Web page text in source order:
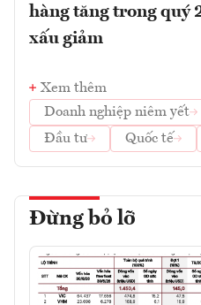
hàng tăng trong quý
xấu giảm
Xem thêm
Doanh nghiệp niêm yết
Đầu tư
Quốc tế
Đừng bỏ lỡ